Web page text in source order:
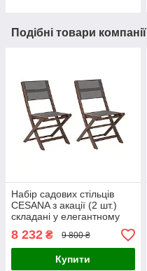
Подібні товари компанії
Набір садових стільців
CESANA з акації (2 шт.)
складані у елегантному
дизайні
8 232 ₴ 9 800 ₴
Купити